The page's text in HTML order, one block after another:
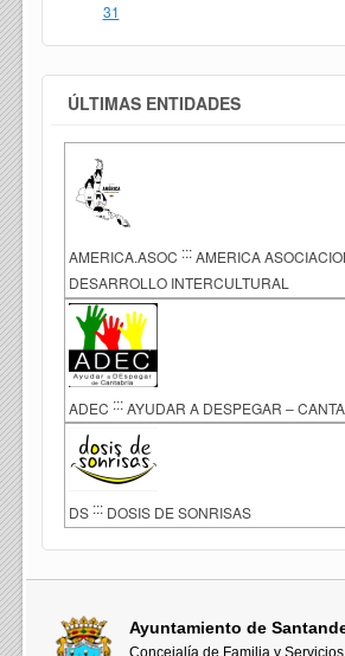
31
ÚLTIMAS ENTIDADES
AMERICA.ASOC ::: AMERICA
DESARROLLO INTERCULTURAL
ADEC ::: AYUDAR A DESPEGAR –
DS ::: DOSIS DE SONRISAS
Ayuntamiento de
Concejalía de Familia y